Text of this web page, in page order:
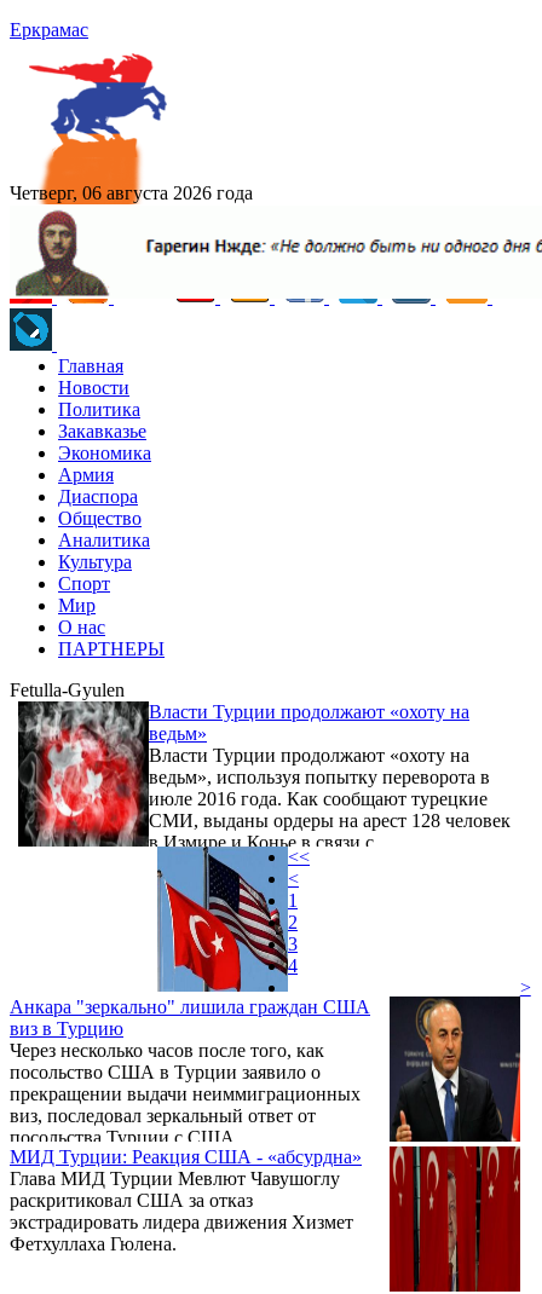
Еркрамас
Четверг, 06 августа 2026 года
Главная
Новости
Политика
Закавказье
Экономика
Армия
Диаспора
Общество
Аналитика
Культура
Спорт
Мир
О нас
ПАРТНЕРЫ
Fetulla-Gyulen
Власти Турции продолжают «охоту на
ведьм»
Власти Турции продолжают «охоту на
ведьм», используя попытку переворота в
июле 2016 года. Как сообщают турецкие
СМИ, выданы ордеры на арест 128 человек
в Измире и Конье в связи с
«проникновением» движения исламского
проповедника Фетуллы Гюлена в ВС. В
числе подозреваемых 48 солдат, которые
общались с «тайными имамами» Гюлена.
Анкара "зеркально" лишила граждан США
виз в Турцию
Через несколько часов после того, как
посольство США в Турции заявило о
прекращении выдачи неиммиграционных
виз, последовал зеркальный ответ от
посольства Турции с США.
МИД Турции: Реакция США - «абсурдна»
Глава МИД Турции Мевлют Чавушоглу
раскритиковал США за отказ
экстрадировать лидера движения Хизмет
Фетхуллаха Гюлена.
<<
<
1
2
3
4
>